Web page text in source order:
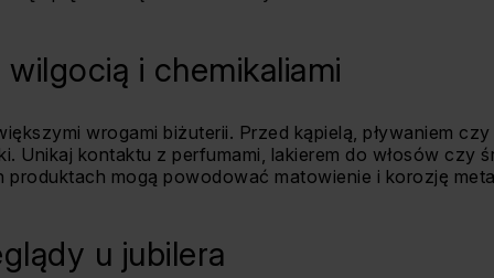
i chemikaliami
wrogami biżuterii. Przed kąpielą, pływaniem
Unikaj kontaktu z perfumami, lakierem do włosów czy
produktach mogą powodować matowienie i korozję
u jubilera